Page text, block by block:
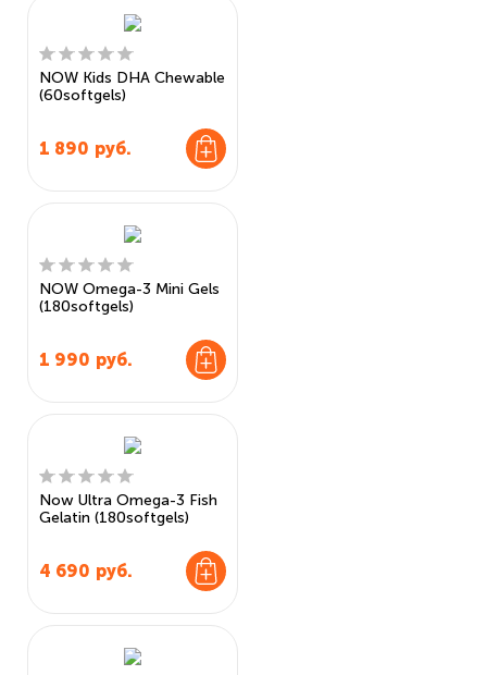
NOW Kids DHA Chewable
(60softgels)
1 890 руб.
NOW Omega-3 Mini Gels
(180softgels)
1 990 руб.
Now Ultra Omega-3 Fish
Gelatin (180softgels)
4 690 руб.